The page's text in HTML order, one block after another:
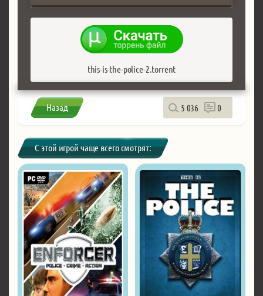
this-is-the-police-2.torrent
Назад 5 036 0
С этой игрой чаще всего смотрят: